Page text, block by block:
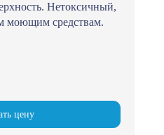
Нетоксичный,
моющим средствам.
цену